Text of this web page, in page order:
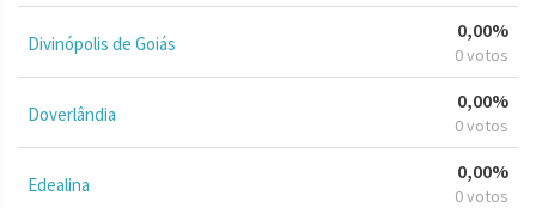
Divinópolis de Goiás
0,00%
0 votos
Doverlândia
0,00%
0 votos
Edealina
0,00%
0 votos